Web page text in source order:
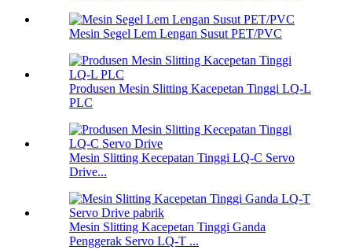
Mesin Segel Lem Lengan Susut PET/PVC
Produsen Mesin Slitting Kacepetan Tinggi LQ-L
PLC
Mesin Slitting Kecepatan Tinggi LQ-C Servo
Drive...
Mesin Slitting Kacepetan Tinggi Ganda
Penggerak Servo LQ-T ...